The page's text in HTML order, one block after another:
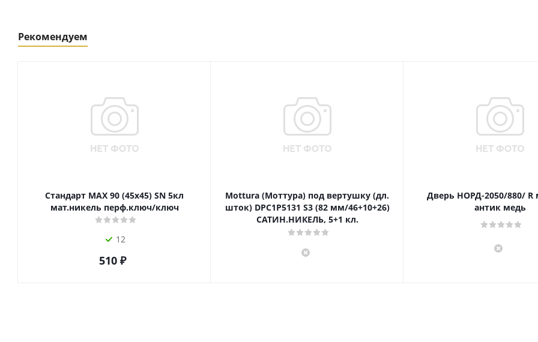
Рекомендуем
Стандарт MAX 90 (45х45) SN 5кл
мат.никель перф.ключ/ключ
12
510₽
Mottura (Моттура) под вертушку (дл.
шток) DPC1P5131 S3 (82 мм/46+10+26)
САТИН.НИКЕЛЬ, 5+1 кл.
Дверь НОРД-2050/880/ R
антик медь